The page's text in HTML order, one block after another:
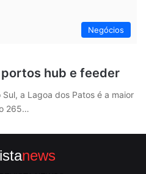
Negócios
hub e feeder
a Lagoa dos Patos é a maior
265…
news